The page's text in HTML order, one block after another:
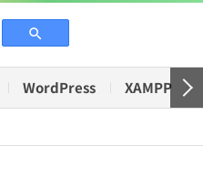
WordPress XAMPP